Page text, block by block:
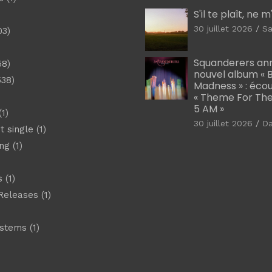
single (1)
(1)
(1)
(1)
(1)
S'il te plaît, ne
30 juillet 2026
Squanderers
nouvel album «
Madness » :
« Theme For
5 AM »
30 juillet 2026